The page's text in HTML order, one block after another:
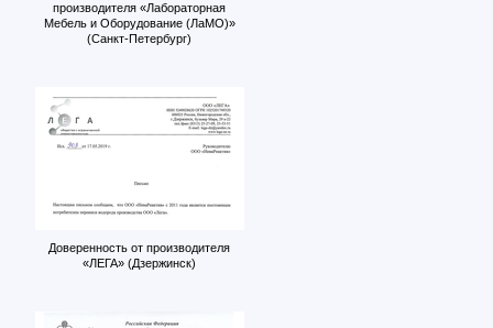
производителя «Лабораторная
Мебель и Оборудование (ЛаМО)»
(Санкт-Петербург)
Доверенность от производителя
«ЛЕГА» (Дзержинск)